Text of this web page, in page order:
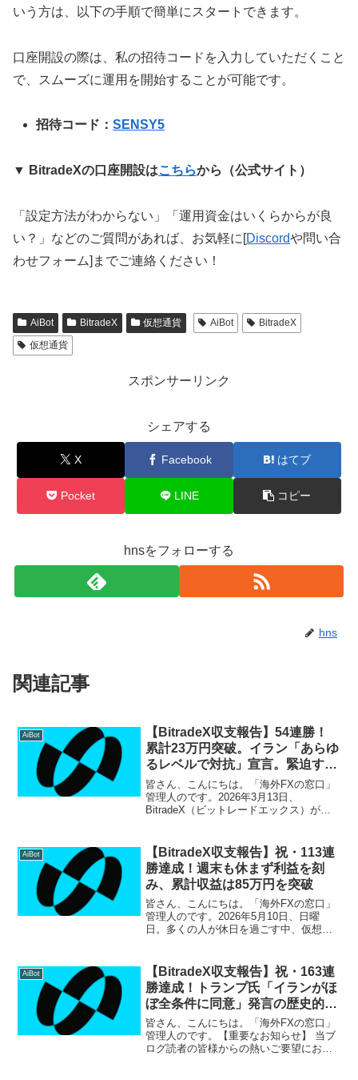
いう方は、以下の手順で簡単にスタートできます。
口座開設の際は、私の招待コードを入力していただくこと
で、スムーズに運用を開始することが可能です。
招待コード：SENSY5
▼ BitradeXの口座開設はこちらから（公式サイト）
「設定方法がわからない」「運用資金はいくらからが良
い？」などのご質問があれば、お気軽に[Discordや問い合
わせフォーム]までご連絡ください！
AiBot BitradeX 仮想通貨 AiBot
BitradeX
仮想通貨
スポンサーリンク
シェアする
X Facebook はてブ
Pocket LINE コピー
hnsをフォローする
hns
関連記事
AiBot
【BitradeX収支報告】54連勝！
累計23万円突破。イラン「あらゆ
るレベルで対抗」宣言。緊迫する
中東情勢を利益に変え独走
皆さん、こんにちは。「海外FXの窓口」
管理人のです。2026年3月13日、
BitradeX（ビットレードエックス）がま
間連続プラス収益」 を更新！累計利益は
ついに...
AiBot
【BitradeX収支報告】祝・113連
勝達成！週末も休まず利益を刻
み、累計収益は85万円を突破
皆さん、こんにちは。「海外FXの窓口」
管理人のです。2026年5月10日、日曜
日。多くの人が休日を過ごす中、仮想通
未到の記録を更新しました。連勝が伸び
るほど...
AiBot
【BitradeX収支報告】祝・163連
勝達成！トランプ氏「イランがほ
ぼ全条件に同意」発言の歴史的リ
スクオンを完全攻略、累計利益
209万円突破！
皆さん、こんにちは。「海外FXの窓口」
管理人のです。【重要なお知らせ】 当ブ
ログ読者の皆様からの熱いご要望にお応